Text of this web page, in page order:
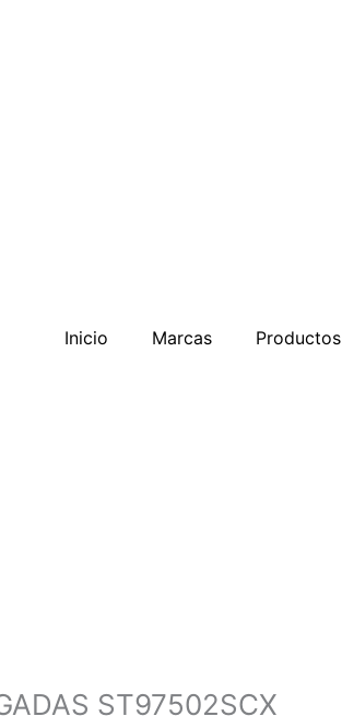
Inicio Marcas Productos
ST97502SCX